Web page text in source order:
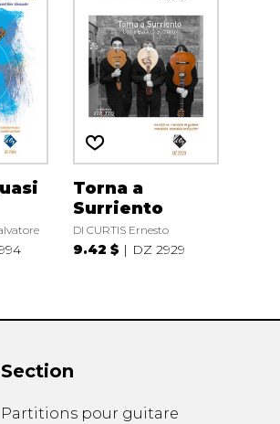
Torna a
Surriento
DI CURTIS Ernesto
9.42 $ DZ 2929
Section
Partitions pour guitare